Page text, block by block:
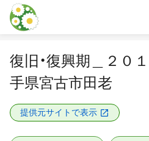
本文に飛ぶ
復旧・復興期＿２０
手県宮古市田老
提供元サイトで表示